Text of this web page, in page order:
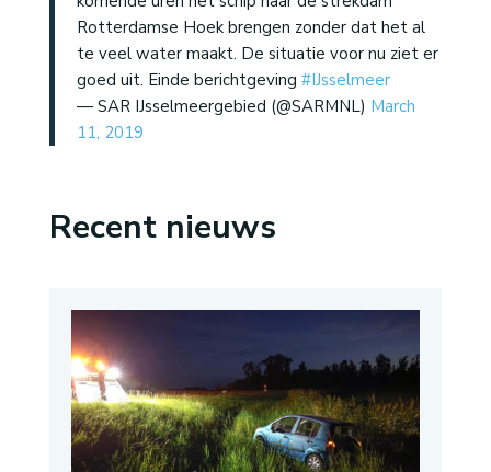
Rotterdamse Hoek brengen zonder dat het al
te veel water maakt. De situatie voor nu ziet er
goed uit. Einde berichtgeving #IJsselmeer
— SAR IJsselmeergebied (@SARMNL) March
11, 2019
Recent nieuws